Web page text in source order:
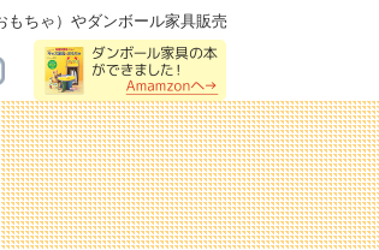
もちゃ）やダンボール家具販売